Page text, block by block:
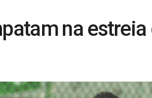
na estreia